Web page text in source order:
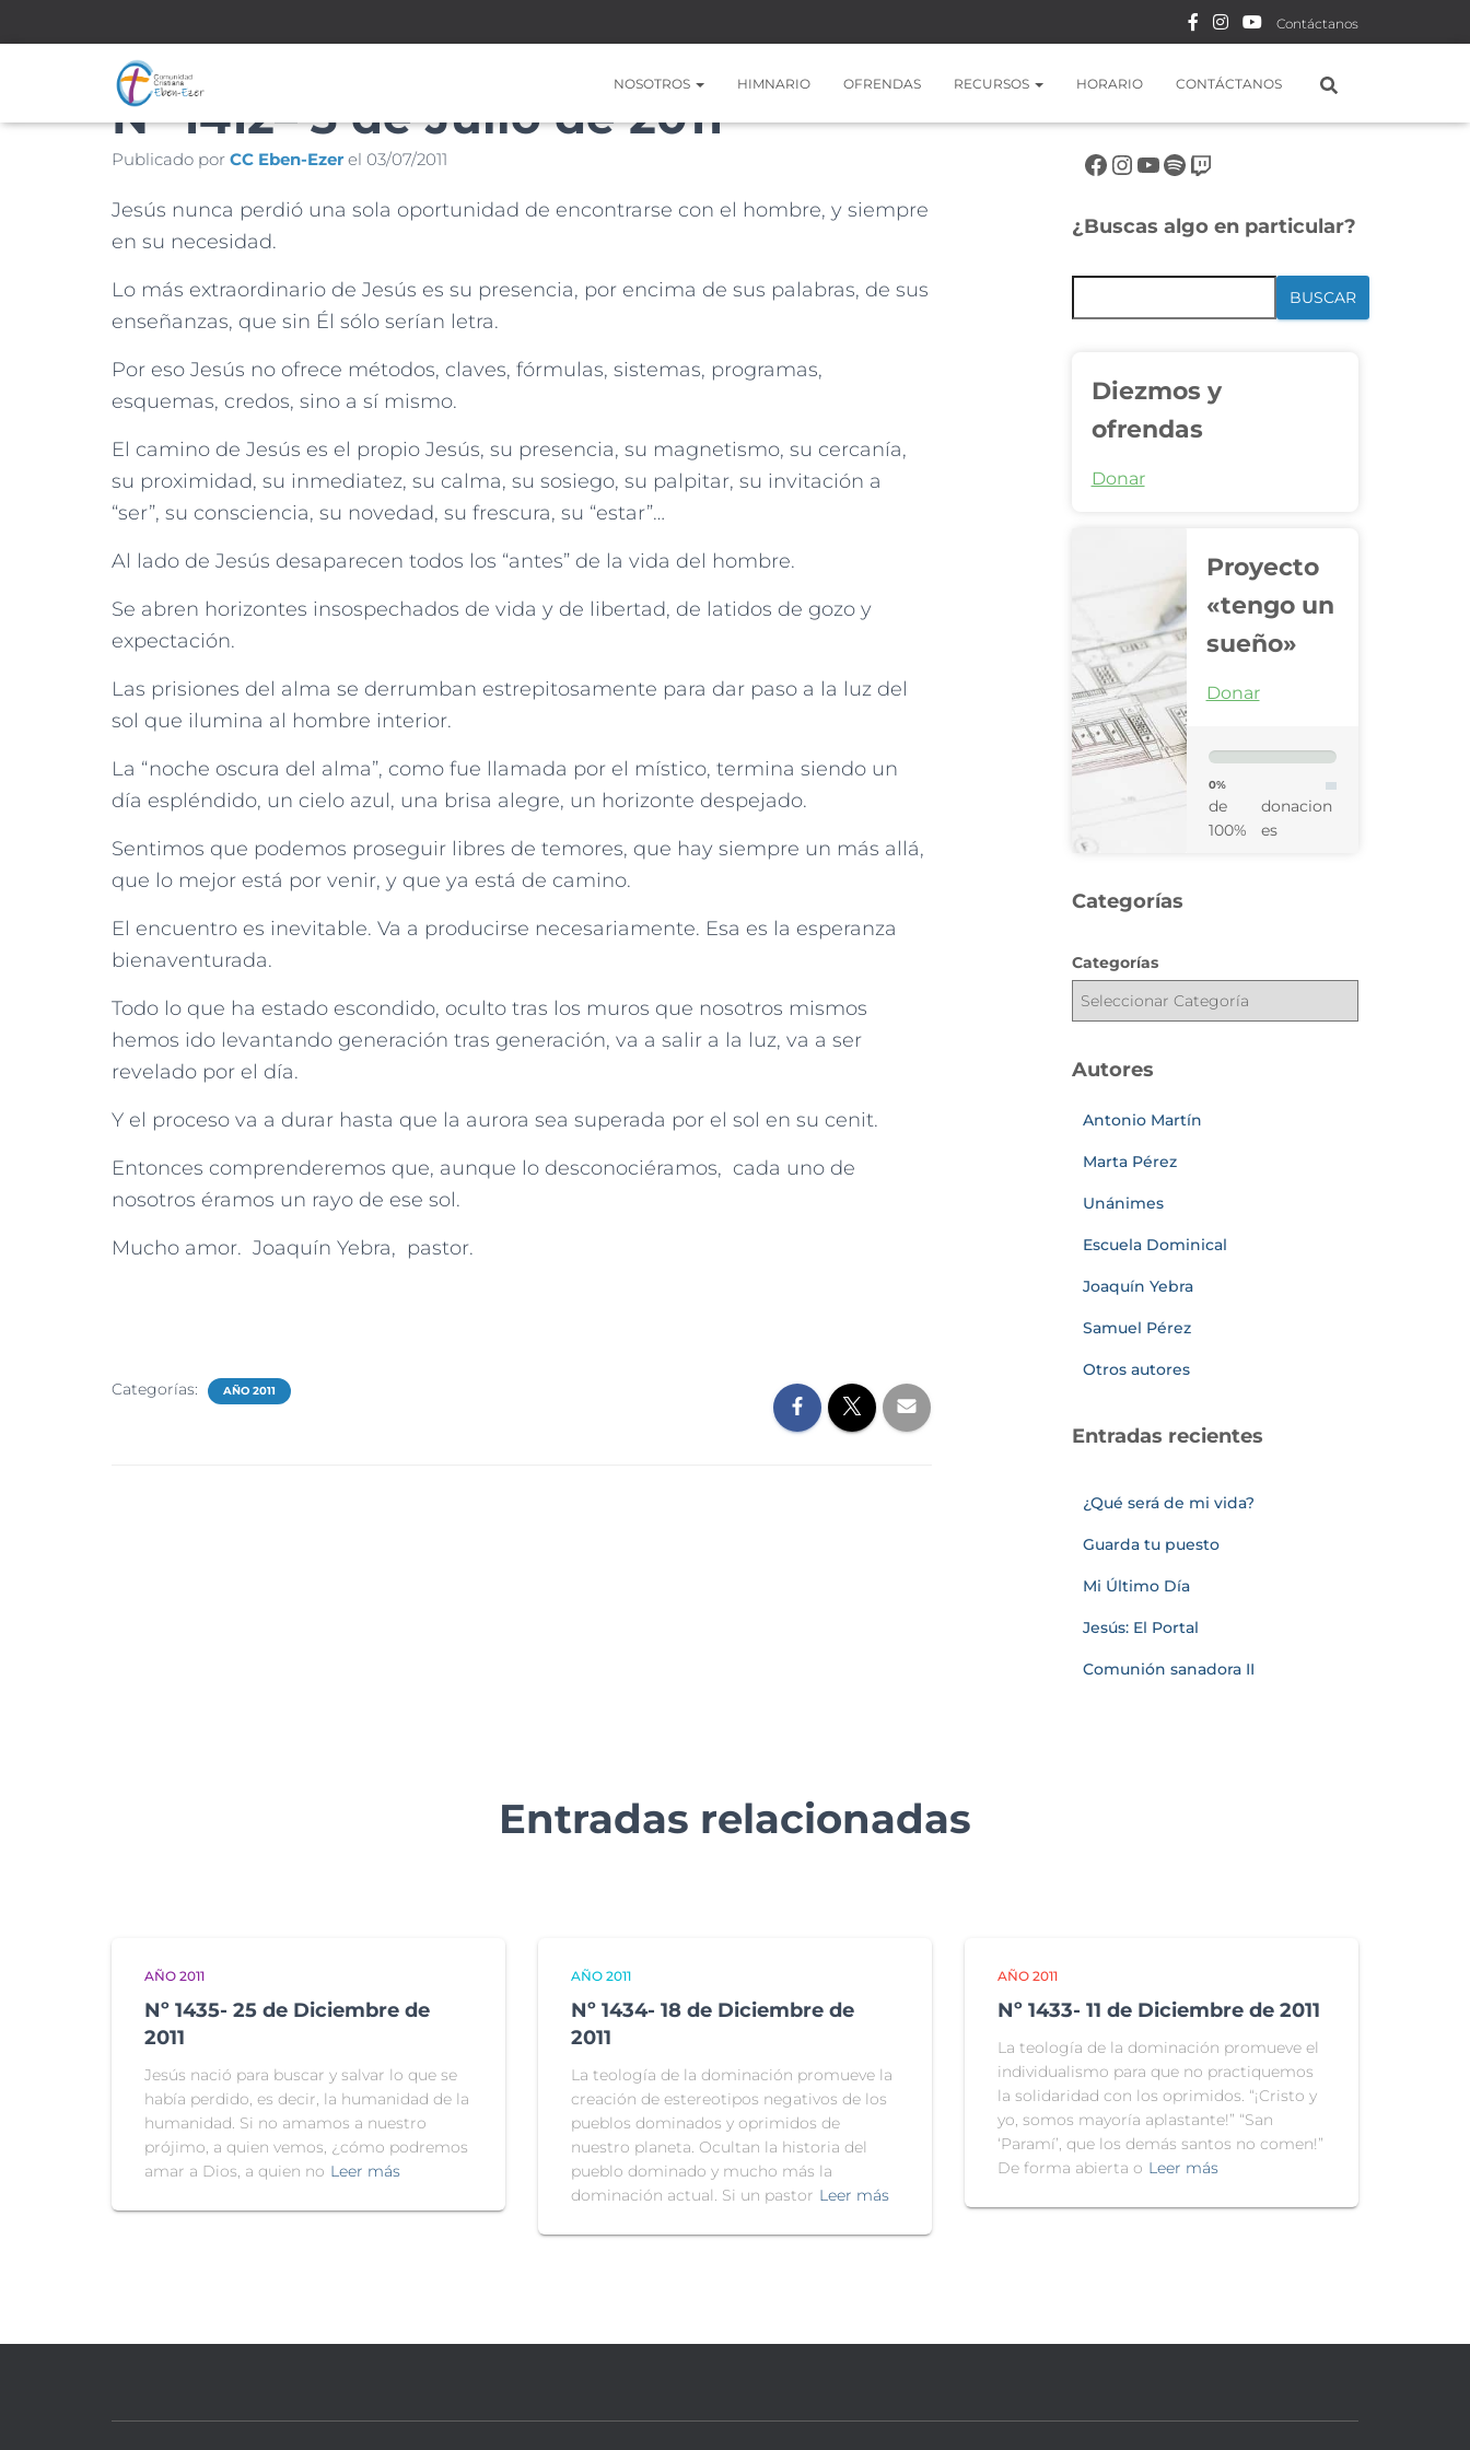
Contáctanos
NOSOTROS HIMNARIO OFRENDAS RECURSOS HORARIO CONTÁCTANOS
Nº 1412– 3 de Julio de 2011
Publicado por CC Eben-Ezer el 03/07/2011
Jesús nunca perdió una sola oportunidad de encontrarse con el hombre, y siempre
en su necesidad.
Lo más extraordinario de Jesús es su presencia, por encima de sus palabras, de sus
enseñanzas, que sin Él sólo serían letra.
Por eso Jesús no ofrece métodos, claves, fórmulas, sistemas, programas,
esquemas, credos, sino a sí mismo.
El camino de Jesús es el propio Jesús, su presencia, su magnetismo, su cercanía,
su proximidad, su inmediatez, su calma, su sosiego, su palpitar, su invitación a
“ser”, su consciencia, su novedad, su frescura, su “estar”…
Al lado de Jesús desaparecen todos los “antes” de la vida del hombre.
Se abren horizontes insospechados de vida y de libertad, de latidos de gozo y
expectación.
Las prisiones del alma se derrumban estrepitosamente para dar paso a la luz del
sol que ilumina al hombre interior.
La “noche oscura del alma”, como fue llamada por el místico, termina siendo un
día espléndido, un cielo azul, una brisa alegre, un horizonte despejado.
Sentimos que podemos proseguir libres de temores, que hay siempre un más allá,
que lo mejor está por venir, y que ya está de camino.
El encuentro es inevitable. Va a producirse necesariamente. Esa es la esperanza
bienaventurada.
Todo lo que ha estado escondido, oculto tras los muros que nosotros mismos
hemos ido levantando generación tras generación, va a salir a la luz, va a ser
revelado por el día.
Y el proceso va a durar hasta que la aurora sea superada por el sol en su cenit.
Entonces comprenderemos que, aunque lo desconociéramos, cada uno de
nosotros éramos un rayo de ese sol.
Mucho amor. Joaquín Yebra, pastor.
Categorías: AÑO 2011
¿Buscas algo en particular?
BUSCAR
Diezmos y
ofrendas
Donar
Proyecto
«tengo un
sueño»
Donar
0%
de
100%
donacion
es
Categorías
Categorías
Autores
Antonio Martín
Marta Pérez
Unánimes
Escuela Dominical
Joaquín Yebra
Samuel Pérez
Otros autores
Entradas recientes
¿Qué será de mi vida?
Guarda tu puesto
Mi Último Día
Jesús: El Portal
Comunión sanadora II
Entradas relacionadas
AÑO 2011
Nº 1435- 25 de Diciembre de
2011
Jesús nació para buscar y salvar lo que se
había perdido, es decir, la humanidad de la
humanidad. Si no amamos a nuestro
prójimo, a quien vemos, ¿cómo podremos
amar a Dios, a quien no Leer más
AÑO 2011
Nº 1434- 18 de Diciembre de
2011
La teología de la dominación promueve la
creación de estereotipos negativos de los
pueblos dominados y oprimidos de
nuestro planeta. Ocultan la historia del
pueblo dominado y mucho más la
dominación actual. Si un pastor Leer más
AÑO 2011
Nº 1433- 11 de Diciembre de 2011
La teología de la dominación promueve el
individualismo para que no practiquemos
la solidaridad con los oprimidos. “¡Cristo y
yo, somos mayoría aplastante!” “San
‘Paramí’, que los demás santos no comen!”
De forma abierta o Leer más